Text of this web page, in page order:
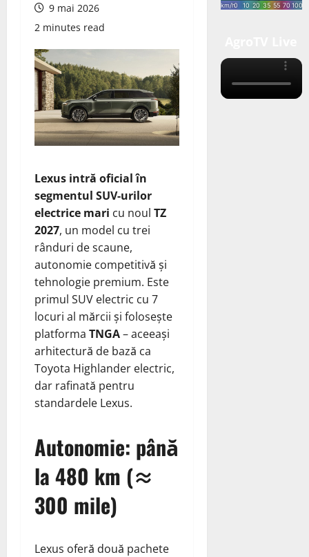
9 mai 2026
2 minutes read
Lexus intră oficial în
segmentul SUV‑urilor
electrice mari cu noul TZ
2027, un model cu trei
rânduri de scaune,
autonomie competitivă și
tehnologie premium. Este
primul SUV electric cu 7
locuri al mărcii și folosește
platforma TNGA– aceeași
arhitectură de bază ca
Toyota Highlander electric,
dar rafinată pentru
standardele Lexus.
Autonomie: până
la 480 km (≈
300 mile)
Lexus oferă două pachete